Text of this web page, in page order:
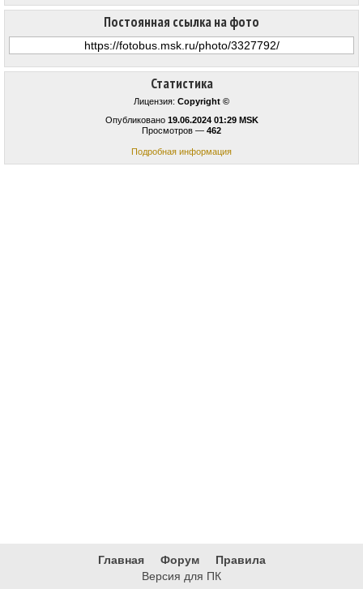
Статистика
Лицензия: Copyright ©
Опубликовано 19.06.2024 01:29 MSK
Просмотров — 462
Подробная информация
Постоянная ссылка на фото
Главная Форум
Правила
Версия для ПК